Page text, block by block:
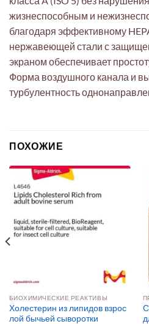
жизнеспособным и
благодаря эффективному
нержавеющей стали с
экраном обеспечивает
Форма воздушного канала и
турбулентность
ПОХОЖИЕ
БИОХИМИЧЕСКИЕ РЕАКТИВЫ
Холестерин из липидов взрос
лой бычьей сыворотки